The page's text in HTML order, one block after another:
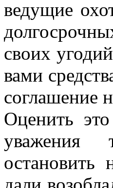
ведущие
своих
вами
соглашение
Оценить
уважения
остановить